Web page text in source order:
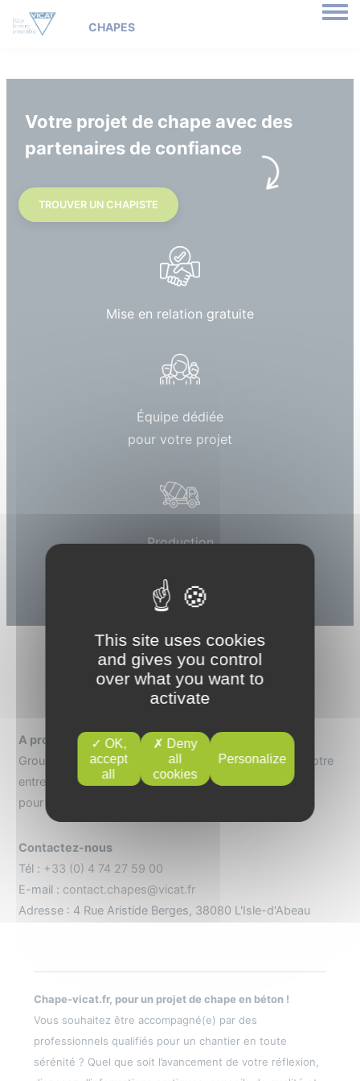
Votre projet de chape avec des
partenaires de confiance
TROUVER UN CHAPISTE
Mise en relation gratuite
Équipe dédiée
pour votre projet
Production
A propos
Groupe cimentier international présent dans 12 pays, notre
entreprise propose une gamme de produits et services
pour la construction.
Contactez-nous
Tél : +33 (0) 4 74 27 59 00
E-mail : contact.chapes@vicat.fr
Adresse : 4 Rue Aristide Berges, 38080 L'Isle-d'Abeau
Chape-vicat.fr, pour un projet de chape en béton !
Vous souhaitez être accompagné(e) par des
professionnels qualifiés pour un chantier en toute
sérénité ? Quel que soit l’avancement de votre réflexion,
This site uses cookies
and gives you control
over what you want to
activate
OK,
accept
all
Deny
all
cookies
Personalize